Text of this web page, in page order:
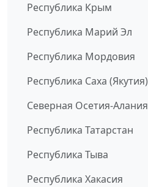
Республика Крым
Республика Марий Эл
Республика Мордовия
Республика Саха (Якутия)
Северная Осетия-Алания
Республика Татарстан
Республика Тыва
Республика Хакасия